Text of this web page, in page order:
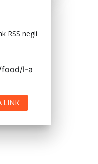
RSS negli
LINK